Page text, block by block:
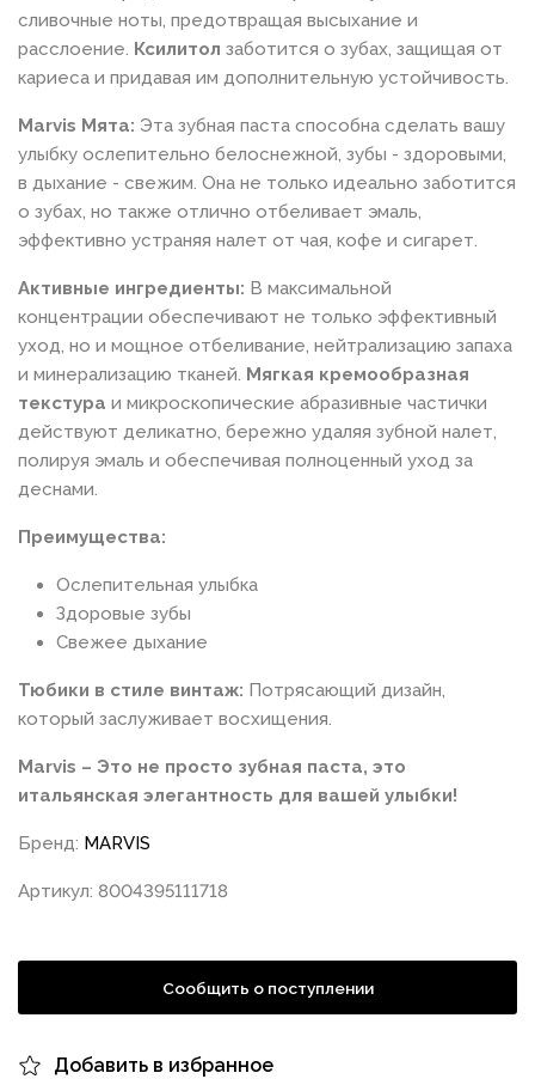
сливочные ноты, предотвращая высыхание и
расслоение. Ксилитол заботится о зубах, защищая от
кариеса и придавая им дополнительную устойчивость.
Marvis Мята: Эта зубная паста способна сделать вашу
улыбку ослепительно белоснежной, зубы - здоровыми,
в дыхание - свежим. Она не только идеально заботится
о зубах, но также отлично отбеливает эмаль,
эффективно устраняя налет от чая, кофе и сигарет.
Активные ингредиенты: В максимальной
концентрации обеспечивают не только эффективный
уход, но и мощное отбеливание, нейтрализацию запаха
и минерализацию тканей. Мягкая кремообразная
текстура и микроскопические абразивные частички
действуют деликатно, бережно удаляя зубной налет,
полируя эмаль и обеспечивая полноценный уход за
деснами.
Преимущества:
Ослепительная улыбка
Здоровые зубы
Свежее дыхание
Тюбики в стиле винтаж: Потрясающий дизайн,
который заслуживает восхищения.
Marvis – Это не просто зубная паста, это
итальянская элегантность для вашей улыбки!
Бренд: MARVIS
Артикул: 8004395111718
Сообщить о поступлении
Добавить в избранное